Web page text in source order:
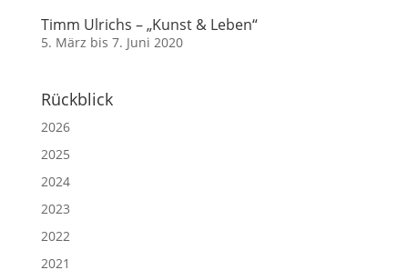
Timm Ulrichs – „Kunst & Leben“
5. März bis 7. Juni 2020
Rückblick
2026
2025
2024
2023
2022
2021